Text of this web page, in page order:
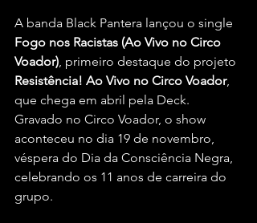
A banda Black Pantera lançou o single
Fogo nos Racistas (Ao Vivo no Circo
Voador), primeiro destaque do projeto
Resistência! Ao Vivo no Circo Voador,
que chega em abril pela Deck.
Gravado no Circo Voador, o show
aconteceu no dia 19 de novembro,
véspera do Dia da Consciência Negra,
celebrando os 11 anos de carreira do
grupo.